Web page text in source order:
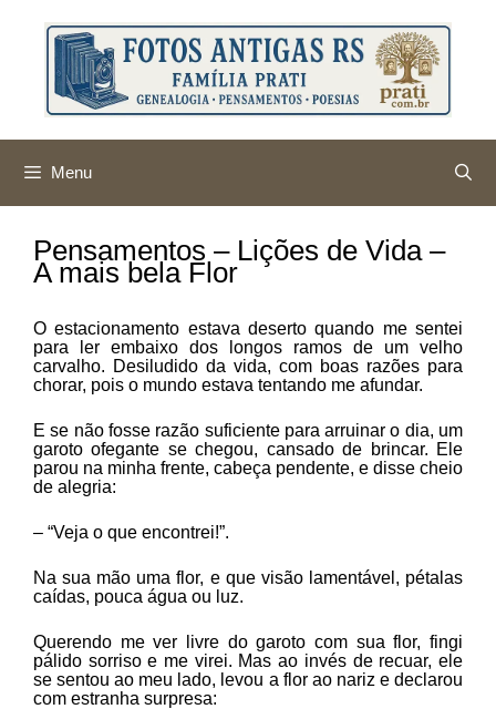
conteúdo
Menu
Pensamentos – Lições de Vida –
A mais bela Flor
O estacionamento estava deserto quando me sentei
para ler embaixo dos longos ramos de um velho
carvalho. Desiludido da vida, com boas razões para
chorar, pois o mundo estava tentando me afundar.
E se não fosse razão suficiente para arruinar o dia, um
garoto ofegante se chegou, cansado de brincar. Ele
parou na minha frente, cabeça pendente, e disse cheio
de alegria:
– “Veja o que encontrei!”.
Na sua mão uma flor, e que visão lamentável, pétalas
caídas, pouca água ou luz.
Querendo me ver livre do garoto com sua flor, fingi
pálido sorriso e me virei. Mas ao invés de recuar, ele
se sentou ao meu lado, levou a flor ao nariz e declarou
com estranha surpresa: